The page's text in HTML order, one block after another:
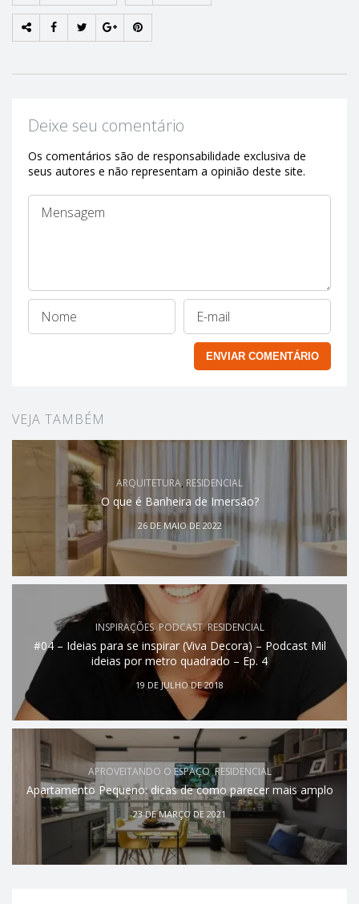
Deixe seu comentário
Os comentários são de responsabilidade exclusiva de
seus autores e não representam a opinião deste site.
VEJA TAMBÉM
ARQUITETURA, RESIDENCIAL
O que é Banheira de Imersão?
26 DE MAIO DE 2022
INSPIRAÇÕES, PODCAST,RESIDENCIAL
#04 – Ideias para se inspirar (Viva Decora) – Podcast Mil
ideias por metro quadrado – Ep. 4
19 DE JULHO DE 2018
APROVEITANDO O ESPAÇO,RESIDENCIAL
Apartamento Pequeno: dicas de como parecer mais amplo
23 DE MARÇO DE 2021